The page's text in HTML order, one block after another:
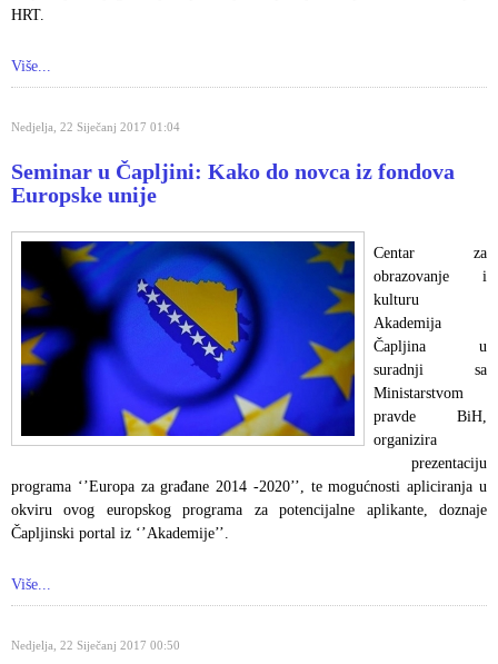
HRT.
Više...
Nedjelja, 22 Siječanj 2017 01:04
Seminar u Čapljini: Kako do novca iz fondova
Europske unije
Centar za
obrazovanje i
kulturu
Akademija
Čapljina u
suradnji sa
Ministarstvom
pravde BiH,
organizira
prezentaciju
programa ‘’Europa za građane 2014 -2020’’, te mogućnosti apliciranja u
okviru ovog europskog programa za potencijalne aplikante, doznaje
Čapljinski portal iz ‘’Akademije’’.
Više...
Nedjelja, 22 Siječanj 2017 00:50